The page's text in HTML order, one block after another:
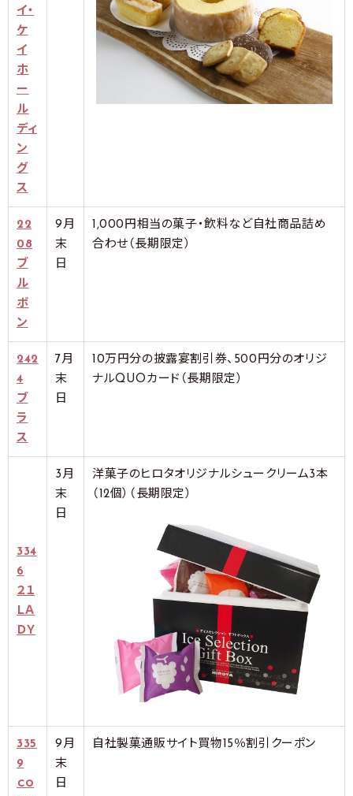
イ・
ケ
イ
ホ
ー
ル
ディ
ン
グ
ス
22
08
ブ
ル
ボ
ン
9月
末
日
1,000円相当の菓子・飲料など自社商品詰め
合わせ（長期限定）
242
4
ブ
ラ
ス
7月
末
日
10万円分の披露宴割引券、500円分のオリジ
ナルQUOカード（長期限定）
334
6
２１
ＬＡ
ＤＹ
3月
末
日
洋菓子のヒロタオリジナルシュークリーム3本
（12個）（長期限定）
335
9
ｃｏ
9月
末
日
自社製菓通販サイト買物15％割引クーポン